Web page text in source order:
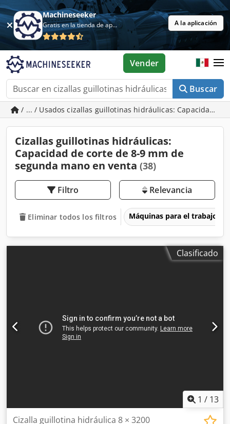
Machineseeker
Gratis en la tienda de aplicaciones A la aplicación
Buscar
Vender
/ ... / Usados cizallas guillotinas hidráulicas: Capacidad de
Cizallas guillotinas hidráulicas:
Capacidad de corte de 8-9 mm de
segunda mano en venta (38)
Filtro Relevancia
Eliminar todos los filtros Máquinas para el trabajo
Clasificado
1 / 13
Cizalla guillotina hidráulica 8 × 3200